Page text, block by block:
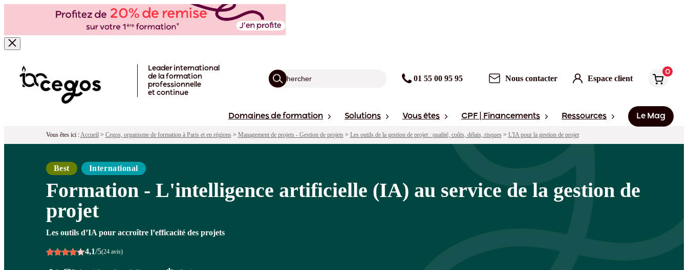
Leader international
de la formation
professionnelle
et continue
01 55 00 95 95 Nous contacter Espace client
0
Domaines de formation Solutions Vous êtes CPF | Financements Ressources Le Mag
Vous êtes ici :Accueil> Cegos, organisme de formation à Paris et en régions> Management de projets - Gestion de projets> Les outils de la gestion de projet : qualité, coûts, délais, risques> L'IA pour la gestion de projet
Best International
Formation - L'intelligence artificielle (IA) au service de la gestion de
projet
Les outils d’IA pour accroître l’efficacité des projets
4,1/5(24 avis)
Formation - L'intelligence artificielle (IA) au service de la gestion de projet
Pour qui ? Programme Objectifs Pédagogie Points forts